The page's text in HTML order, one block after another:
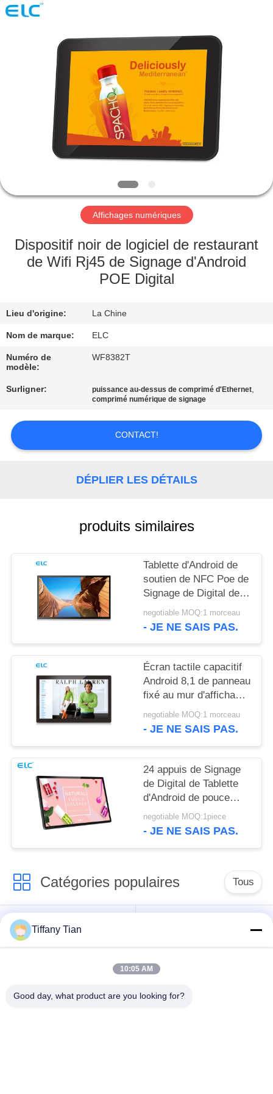
MAISON
PRODUITS
SUJET
DE
NOUS
VISITE
D'USINE
DE
QUALITÉ
NOUS
DEMANDEZ
UNE
CITATION
POLITIQUE
MATIÈRE
DE
PRIVÉE
Electron
Technology
Affichages numériques
Dispositif noir de logiciel de restaurant
de Wifi Rj45 de Signage d'Android
POE Digital
Lieu d'origine: La Chine
Nom de marque: ELC
Numéro de
modèle:
WF8382T
Surligner: puissance au-dessus de comprimé d'Ethernet,
comprimé numérique de signage
CONTACT!
DÉPLIER LES DÉTAILS
produits similaires
Tablette d'Android de
soutien de NFC Poe de
Signage de Digital de
bâti du mur RK3288
negotiable MOQ:1 morceau
- JE NE SAIS PAS.
Écran tactile capacitif
Android 8,1 de panneau
fixé au mur d'affichage
à cristaux liquides de
Rockchip RK3288
negotiable MOQ:1 morceau
- JE NE SAIS PAS.
24 appuis de Signage
de Digital de Tablette
d'Android de pouce
WIFI Bluetooth avec la
caméra avant
negotiable MOQ:1piece
- JE NE SAIS PAS.
Catégories populaires Tous
Affichages
numériques
Affichage à écran
Tiffany Tian
10:05 AM
Good day, what product are you looking for?